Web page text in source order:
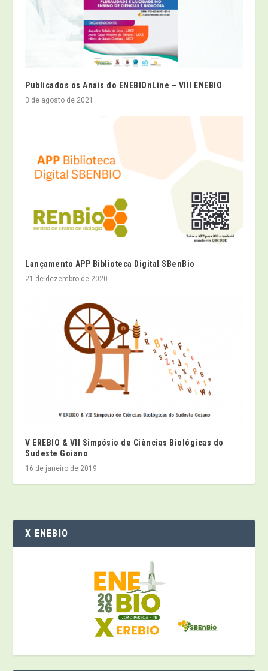
Publicados os Anais do ENEBIOnLine – VIII ENEBIO
3 de agosto de 2021
Lançamento APP Biblioteca Digital SBenBio
21 de dezembro de 2020
V EREBIO & VII Simpósio de Ciências Biológicas do
Sudeste Goiano
16 de janeiro de 2019
X ENEBIO